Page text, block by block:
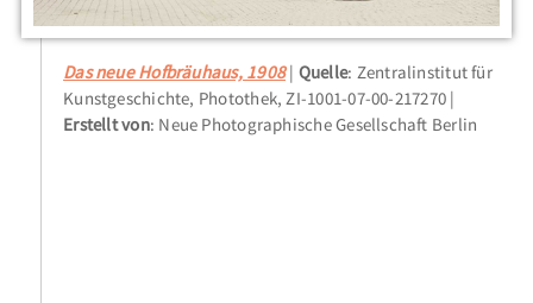
Das neue Hofbräuhaus, 1908 Quelle: Zentralinstitut für
Kunstgeschichte, Photothek, ZI-1001-07-00-217270
Erstellt von: Neue Photographische Gesellschaft Berlin